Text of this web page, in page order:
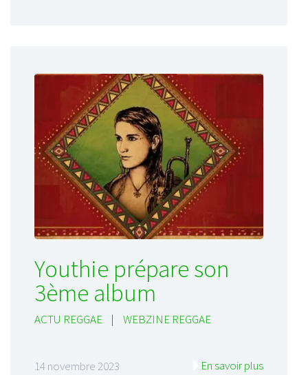
Youthie prépare son
3ème album
ACTU REGGAE | WEBZINE REGGAE
14 novembre 2023 En savoir plus